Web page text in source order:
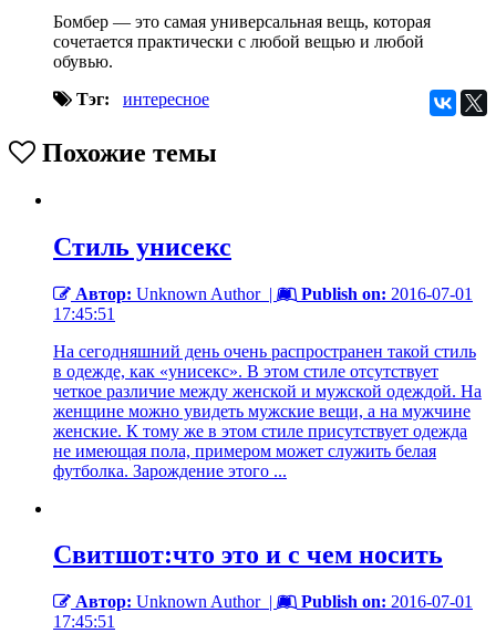
Бомбер — это самая универсальная вещь, которая
сочетается практически с любой вещью и любой
обувью.
Тэг:
интересное
Похожие темы
Cтиль унисекс
Автор: Unknown Author| Publish on: 2016-07-01
17:45:51
На сегодняшний день очень распространен такой стиль
в одежде, как «унисекс». В этом стиле отсутствует
четкое различие между женской и мужской одеждой. На
женщине можно увидеть мужские вещи, а на мужчине
женские. К тому же в этом стиле присутствует одежда
не имеющая пола, примером может служить белая
футболка. Зарождение этого ...
Свитшот:что это и с чем носить
Автор: Unknown Author| Publish on: 2016-07-01
17:45:51